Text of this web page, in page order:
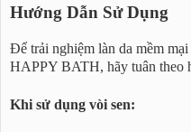
Hướng Dẫn Sử Dụng
Để trải nghiệm làn da mềm
HAPPY BATH, hãy tuân theo
Khi sử dụng vòi sen: